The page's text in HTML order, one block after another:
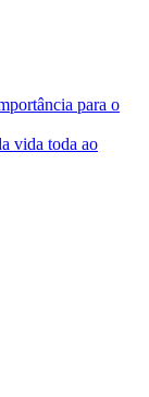
para o
vida toda ao